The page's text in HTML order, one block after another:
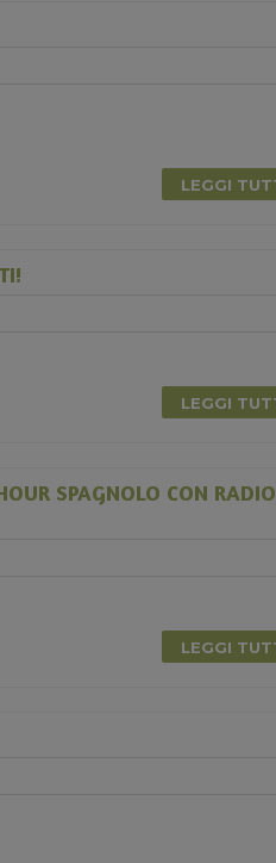
LEGGI
LEGGI
SPAGNOLO CON RADIO
LEGGI